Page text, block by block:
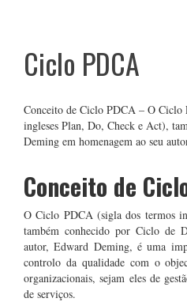
Ciclo PDCA
Conceito de Ciclo PDCA – O Ciclo
ingleses Plan, Do, Check e Act),
Deming em homenagem ao seu
Conceito de
O Ciclo PDCA (sigla dos termos
também conhecido por Ciclo de
autor, Edward Deming, é uma
controlo da qualidade com o
organizacionais, sejam eles de
de serviços.